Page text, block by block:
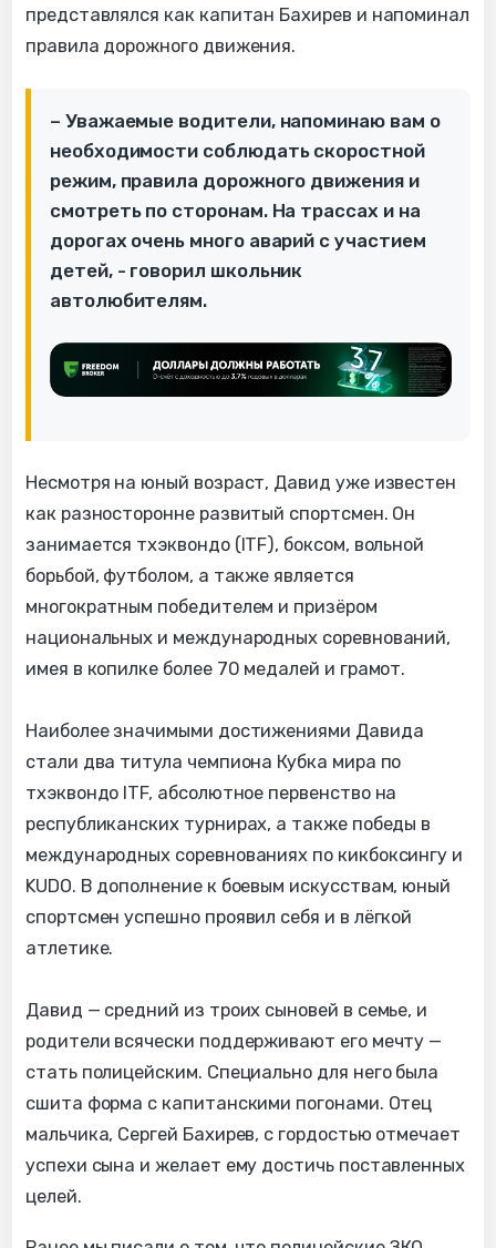
представлялся как капитан Бахирев и напоминал
правила дорожного движения.
– Уважаемые водители, напоминаю вам о
необходимости соблюдать скоростной
режим, правила дорожного движения и
смотреть по сторонам. На трассах и на
дорогах очень много аварий с участием
детей, - говорил школьник
автолюбителям.
Несмотря на юный возраст, Давид уже известен
как разносторонне развитый спортсмен. Он
занимается тхэквондо (ITF), боксом, вольной
борьбой, футболом, а также является
многократным победителем и призёром
национальных и международных соревнований,
имея в копилке более 70 медалей и грамот.
Наиболее значимыми достижениями Давида
стали два титула чемпиона Кубка мира по
тхэквондо ITF, абсолютное первенство на
республиканских турнирах, а также победы в
международных соревнованиях по кикбоксингу и
KUDO. В дополнение к боевым искусствам, юный
спортсмен успешно проявил себя и в лёгкой
атлетике.
Давид — средний из троих сыновей в семье, и
родители всячески поддерживают его мечту —
стать полицейским. Специально для него была
сшита форма с капитанскими погонами. Отец
мальчика, Сергей Бахирев, с гордостью отмечает
успехи сына и желает ему достичь поставленных
целей.